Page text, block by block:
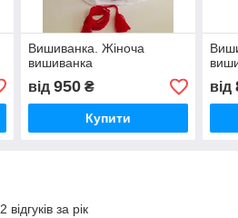
Вишиванка. Жіноча
вишиванка
від 950₴
Купити
від
за рік